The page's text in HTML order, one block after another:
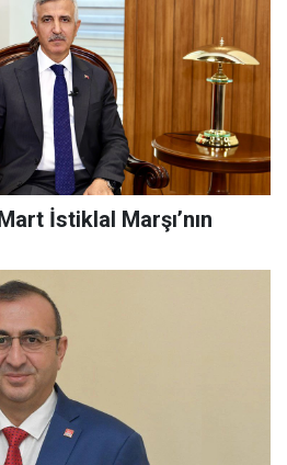
İstiklal Marşı’nın